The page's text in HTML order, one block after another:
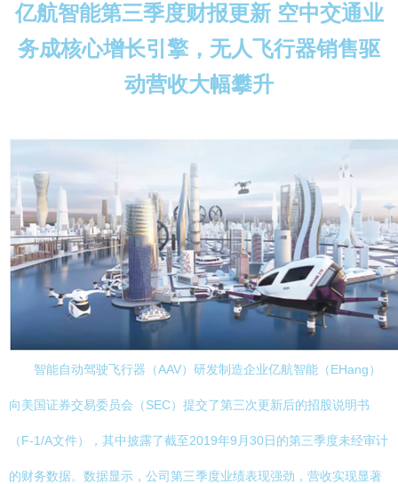
亿航智能第三季度财报更新 空中交通业
务成核心增长引擎，无人飞行器销售驱
动营收大幅攀升
智能自动驾驶飞行器（AAV）研发制造企业亿航智能（EHang）
向美国证券交易委员会（SEC）提交了第三次更新后的招股说明书
（F-1/A文件），其中披露了截至2019年9月30日的第三季度未经审计
的财务数据。数据显示，公司第三季度业绩表现强劲，营收实现显著